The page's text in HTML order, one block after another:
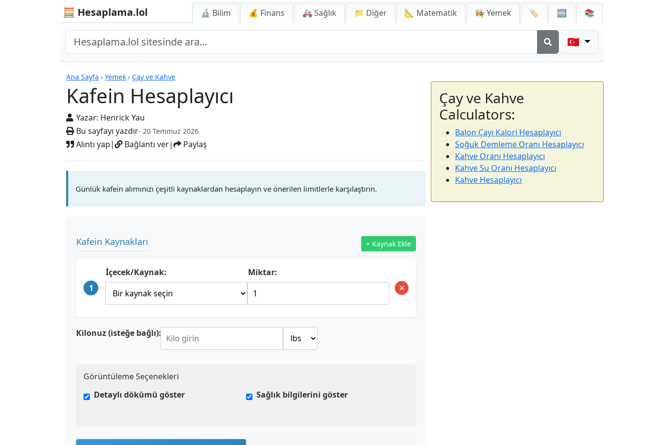
🧮 Hesaplama.lol 🔬 Bilim 💰 Finans 🚑 Sağlık 📁 Diğer 📐 Matematik 👩‍🍳 Yemek 🏷️ 🆕 📚
🇹🇷
Ana Sayfa › Yemek › Çay ve Kahve
Kafein Hesaplayıcı
Yazar: Henrick Yau
Bu sayfayı yazdır- 20 Temmuz 2026
Alıntı yap| Bağlantı ver| Paylaş
Kafein Hesaplayıcı
Günlük kafein alımınızı çeşitli kaynaklardan hesaplayın ve önerilen limitlerle karşılaştırın.
Kafein Kaynakları + Kaynak Ekle
1
İçecek/Kaynak: Miktar:
×
Kilonuz (isteğe bağlı):
Görüntüleme Seçenekleri
Detaylı dökümü göster
Sağlık bilgilerini göster
Çay ve Kahve
Calculators:
Balon Çayı Kalori Hesaplayıcı
Soğuk Demleme Oranı Hesaplayıcı
Kahve Oranı Hesaplayıcı
Kahve Su Oranı Hesaplayıcı
Kahve Hesaplayıcı